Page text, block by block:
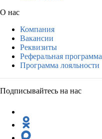
О нас
Компания
Вакансии
Реквизиты
Реферальная программа
Программа лояльности
Подписывайтесь на нас